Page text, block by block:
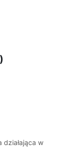
działająca w